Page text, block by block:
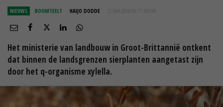
NIEUWS BOOMTEELT HAIJO DODDE 23 MAA 2018 OM 11:28
Het ministerie van landbouw in Groot-Brittannië ontkent
dat binnen de landsgrenzen sierplanten aangetast zijn
door het q-organisme xylella.